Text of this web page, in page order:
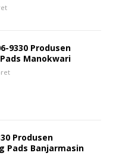
9330 Produsen
Manokwari
Produsen
Pads Banjarmasin